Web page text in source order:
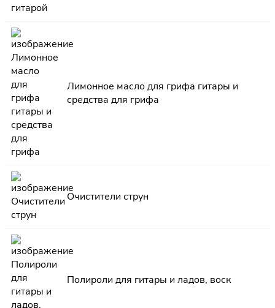
Лимонное масло для грифа гитары и
средства для грифа
Очистители струн
Полироли для гитары и ладов, воск